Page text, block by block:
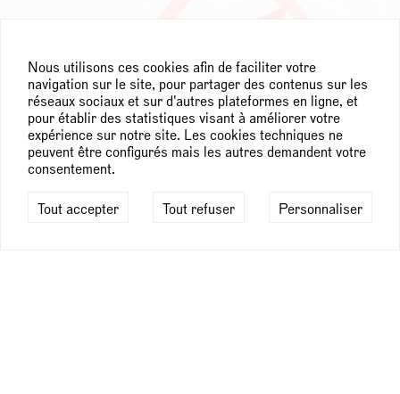
Nous utilisons ces cookies afin de faciliter votre
navigation sur le site, pour partager des contenus sur les
réseaux sociaux et sur d'autres plateformes en ligne, et
pour établir des statistiques visant à améliorer votre
expérience sur notre site. Les cookies techniques ne
peuvent être configurés mais les autres demandent votre
consentement.
Tout accepter Tout refuser Personnaliser